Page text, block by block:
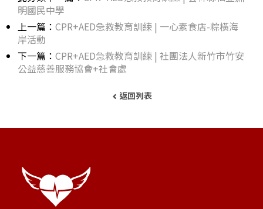
明國民中學
上一篇： CPR+AED急救教育訓練 | 一心素食店-粽橫海
岸活動
下一篇： CPR+AED急救教育訓練 | 社團法人新竹市竹安
公益慈善服務協會+社會處
返回列表